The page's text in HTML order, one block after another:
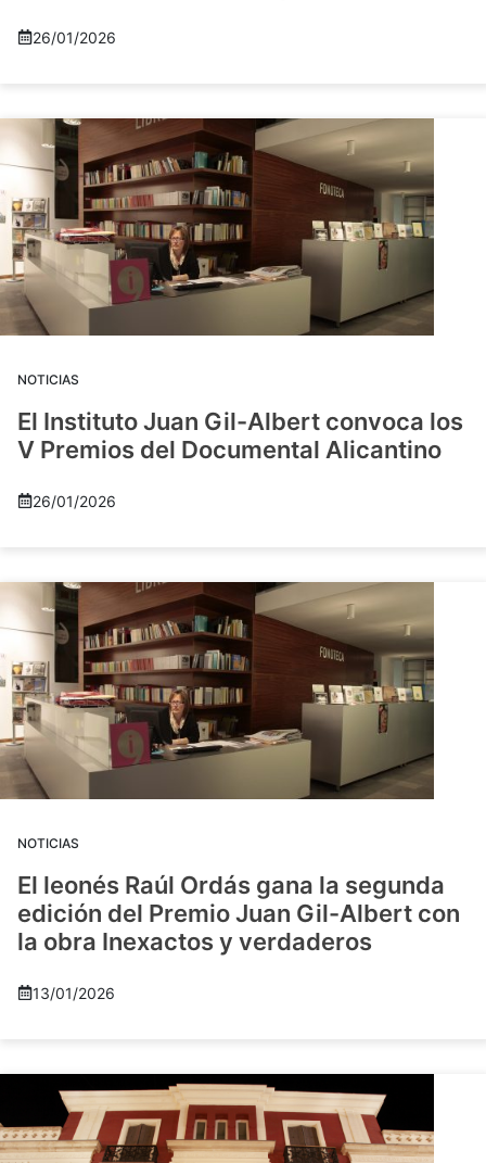
26/01/2026
NOTICIAS
El Instituto Juan Gil-Albert convoca los
V Premios del Documental Alicantino
26/01/2026
NOTICIAS
El leonés Raúl Ordás gana la segunda
edición del Premio Juan Gil-Albert con
la obra Inexactos y verdaderos
13/01/2026